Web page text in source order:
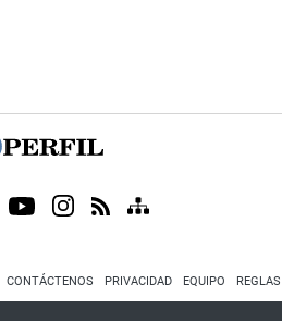
CONTÁCTENOS PRIVACIDAD EQUIPO